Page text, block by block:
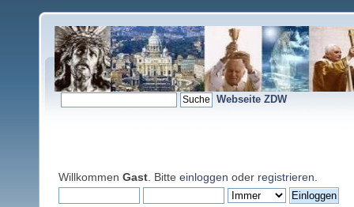
Webseite ZDW
Willkommen Gast . Bitte einloggen oder registrieren